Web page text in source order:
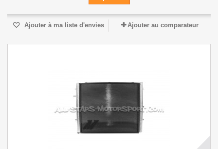
Ajouter à ma liste d'envies Ajouter au comparateur